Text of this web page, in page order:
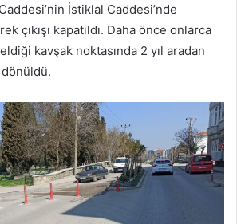
İstiklal Caddesi’nde
çıkışı kapatıldı. Daha önce onlarca
kavşak noktasında 2 yıl aradan